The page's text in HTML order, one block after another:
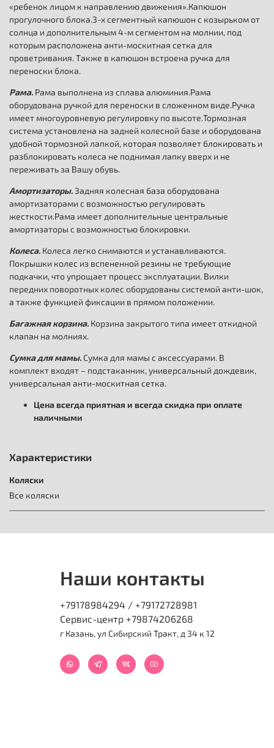
«ребенок лицом к направлению движения».Капюшон
прогулочного блока.3-х сегментный капюшон с козырьком от
солнца и дополнительным 4-м сегментом на молнии, под
которым расположена анти-москитная сетка для
проветривания. Также в капюшон встроена ручка для
переноски блока.
Рама. Рама выполнена из сплава алюминия.Рама
оборудована ручкой для переноски в сложенном виде.Ручка
имеет многоуровневую регулировку по высоте.Тормозная
система установлена на задней колесной базе и оборудована
удобной тормозной лапкой, которая позволяет блокировать и
разблокировать колеса не поднимая лапку вверх и не
переживать за Вашу обувь.
Амортизаторы. Задняя колесная база оборудована
амортизаторами с возможностью регулировать
жесткости.Рама имеет дополнительные центральные
амортизаторы с возможностью блокировки.
Колеса. Колеса легко снимаются и устанавливаются.
Покрышки колес из вспененной резины не требующие
подкачки, что упрощает процесс эксплуатации. Вилки
передних поворотных колес оборудованы системой анти-шок,
а также функцией фиксации в прямом положении.
Багажная корзина. Корзина закрытого типа имеет откидной
клапан на молниях.
Сумка для мамы. Сумка для мамы с аксессуарами. В
комплект входят – подстаканник, универсальный дождевик,
универсальная анти-москитная сетка.
Цена всегда приятная и всегда скидка при оплате
наличными
Характеристики
Коляски
Все коляски
Наши контакты
+79178984294 / +79172728981
Сервис-центр +79874206268
г Казань, ул Сибирский Тракт, д 34 к 12